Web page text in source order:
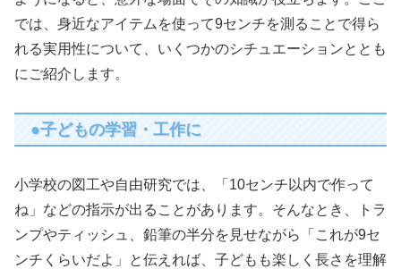
では、身近なアイテムを使って9センチを測ることで得ら
れる実用性について、いくつかのシチュエーションととも
にご紹介します。
●子どもの学習・工作に
小学校の図工や自由研究では、「10センチ以内で作って
ね」などの指示が出ることがあります。そんなとき、トラ
ンプやティッシュ、鉛筆の半分を見せながら「これが9セ
ンチくらいだよ」と伝えれば、子どもも楽しく長さを理解